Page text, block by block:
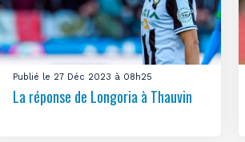
Publié le 27 Déc 2023 à 08h25
La réponse de Longoria à Thauvin